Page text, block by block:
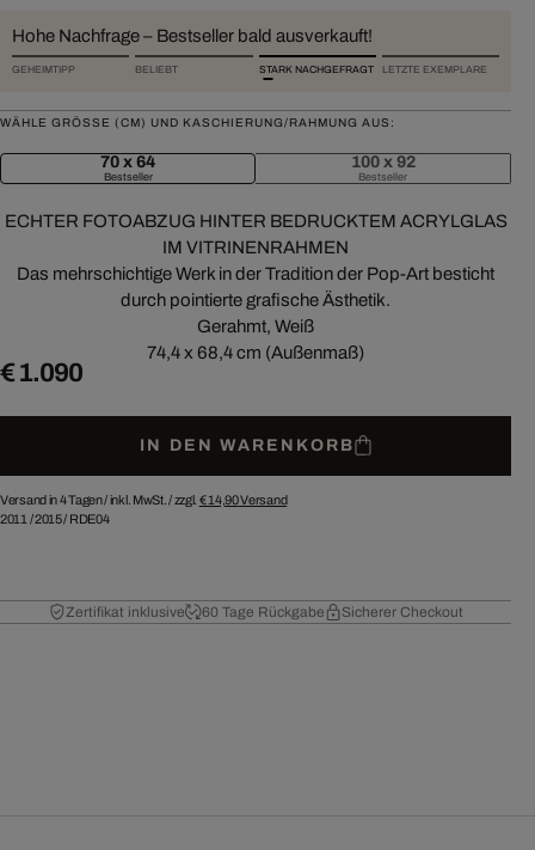
Hohe Nachfrage – Bestseller bald ausverkauft!
GEHEIMTIPP BELIEBT STARK NACHGEFRAGT LETZTE EXEMPLARE
WÄHLE GRÖSSE (CM) UND KASCHIERUNG/RAHMUNG AUS:
70 x 64
Bestseller
100 x 92
Bestseller
ECHTER FOTOABZUG HINTER BEDRUCKTEM ACRYLGLAS
IM VITRINENRAHMEN
Das mehrschichtige Werk in der Tradition der Pop-Art besticht
durch pointierte grafische Ästhetik.
Gerahmt, Weiß
74,4 x 68,4 cm (Außenmaß)
€ 1.090
IN DEN WARENKORB
Versand in 4 Tagen /inkl. MwSt. / zzgl. € 14,90Versand
2011 /2015/ RDE04
Zertifikat inklusive 60 Tage Rückgabe Sicherer Checkout